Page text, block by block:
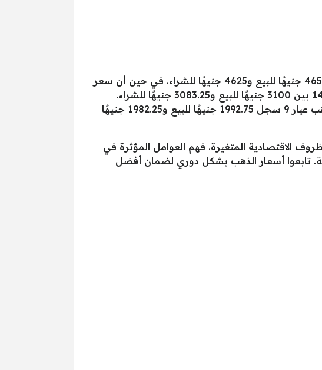
أما بالنسبة لأسعار الذهب عيار 21، الأكثر شعبية في السوق المحلية، فقد وصل إلى حوالي 4650 جنيهًا للبيع و4625 جنيهًا للشراء. في حين أن سعر
الذهب عيار 18 بلغ 3985.75 جنيهًا للبيع و3964.25 جنيهًا للشراء. كما تراوح سعر الذهب عيار 14 بين 3100 جنيهًا للبيع و3083.25 جنيهًا للشراء.
وأخيرًا، بلغ سعر الذهب عيار 12 نحو 2657.25 جنيهًا للبيع و2642.75 جنيهًا للشراء. وسعر الذهب عيار 9 سجل 1992.75 جنيهًا للبيع و1982.25 جنيهًا
الاقتصادية المتغيرة. فهم العوامل المؤثرة في
تابعوا أسعار الذهب بشكل دوري لضمان أفضل